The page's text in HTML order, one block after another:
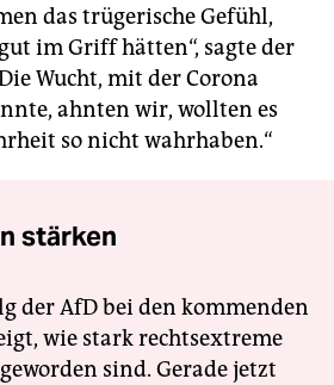
das trügerische Gefühl,
im Griff hätten“, sagte der
Wucht, mit der Corona
ahnten wir, wollten es
so nicht wahrhaben.“
stärken
der AfD bei den kommenden
wie stark rechtsextreme
sind. Gerade jetzt